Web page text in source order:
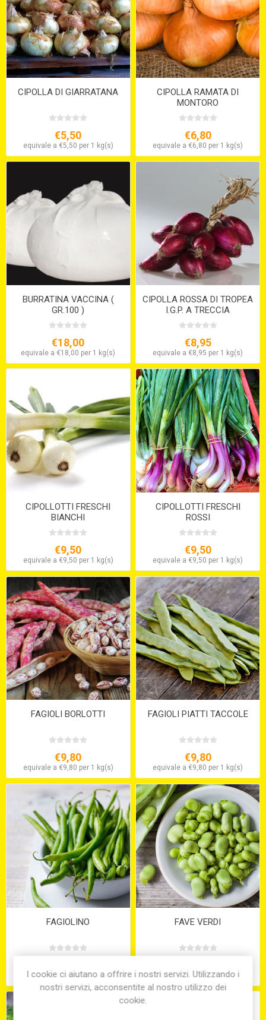
CIPOLLA DI GIARRATANA
€5,50
equivale a €5,50 per 1 kg(s)
CIPOLLA RAMATA DI
MONTORO
€6,80
equivale a €6,80 per 1 kg(s)
BURRATINA VACCINA (
GR.100 )
€18,00
equivale a €18,00 per 1 kg(s)
CIPOLLA ROSSA DI TROPEA
I.G.P. A TRECCIA
€8,95
equivale a €8,95 per 1 kg(s)
CIPOLLOTTI FRESCHI
BIANCHI
€9,50
equivale a €9,50 per 1 kg(s)
CIPOLLOTTI FRESCHI
ROSSI
€9,50
equivale a €9,50 per 1 kg(s)
FAGIOLI BORLOTTI
€9,80
equivale a €9,80 per 1 kg(s)
FAGIOLI PIATTI TACCOLE
€9,80
equivale a €9,80 per 1 kg(s)
FAGIOLINO
equivale a €13,10 per 1 kg(s)
FAVE VERDI
equivale a €7,50 per 1 kg(s)
I cookie ci aiutano a offrire i nostri servizi. Utilizzando i
nostri servizi, acconsentite al nostro utilizzo dei
cookie.